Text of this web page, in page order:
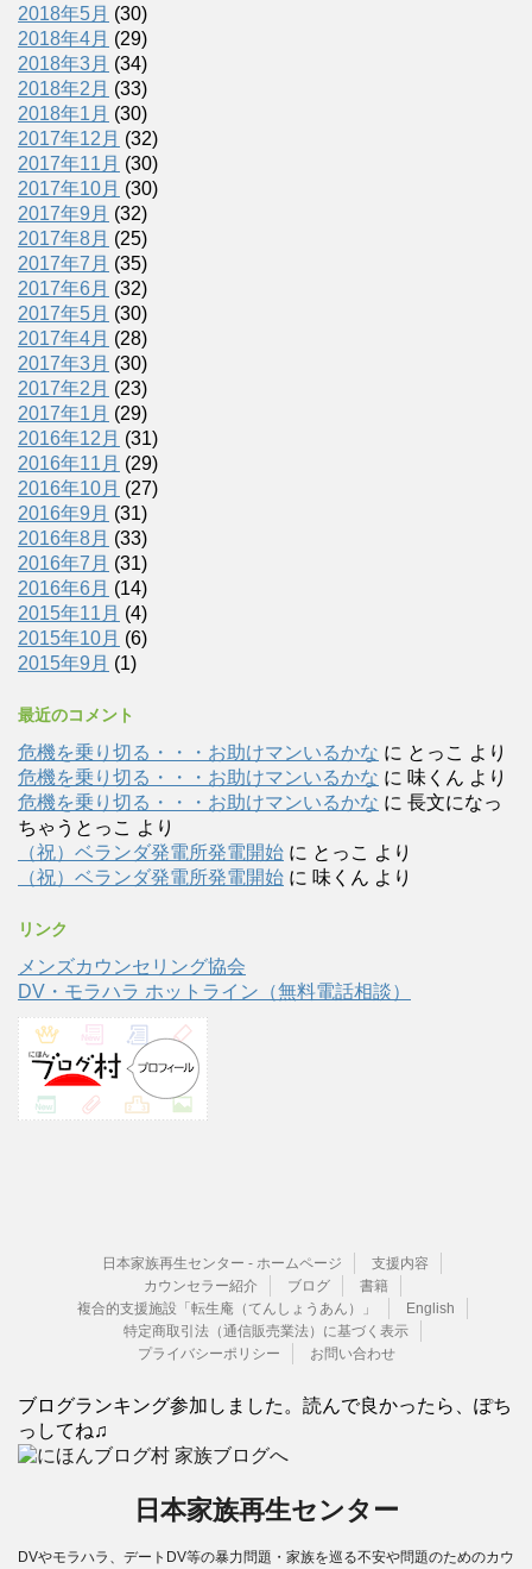
2018年5月 (30)
2018年4月 (29)
2018年3月 (34)
2018年2月 (33)
2018年1月 (30)
2017年12月 (32)
2017年11月 (30)
2017年10月 (30)
2017年9月 (32)
2017年8月 (25)
2017年7月 (35)
2017年6月 (32)
2017年5月 (30)
2017年4月 (28)
2017年3月 (30)
2017年2月 (23)
2017年1月 (29)
2016年12月 (31)
2016年11月 (29)
2016年10月 (27)
2016年9月 (31)
2016年8月 (33)
2016年7月 (31)
2016年6月 (14)
2015年11月 (4)
2015年10月 (6)
2015年9月 (1)
最近のコメント
危機を乗り切る・・・お助けマンいるかな に とっこ より
危機を乗り切る・・・お助けマンいるかな に 味くん より
危機を乗り切る・・・お助けマンいるかな に 長文になっ
ちゃうとっこ より
（祝）ベランダ発電所発電開始 に とっこ より
（祝）ベランダ発電所発電開始 に 味くん より
リンク
メンズカウンセリング協会
DV・モラハラ ホットライン（無料電話相談）
日本家族再生センター - ホームページ
支援内容
カウンセラー紹介
ブログ
書籍
複合的支援施設「転生庵（てんしょうあん）」
English
特定商取引法（通信販売業法）に基づく表示
プライバシーポリシー
お問い合わせ
ブログランキング参加しました。読んで良かったら、ぽち
っしてね♫
日本家族再生センター
DVやモラハラ、デートDV等の暴力問題・家族を巡る不安や問題のためのカウ